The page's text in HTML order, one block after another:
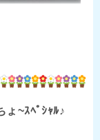
ょ~ｽﾍﾟｼｬﾙ♪